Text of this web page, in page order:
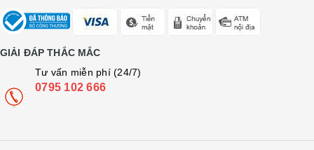
GIẢI ĐÁP THẮC MẮC
Tư vấn miễn phí (24/7)
0795 102 666